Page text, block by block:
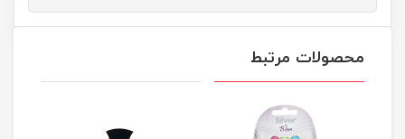
محصولات مرتبط